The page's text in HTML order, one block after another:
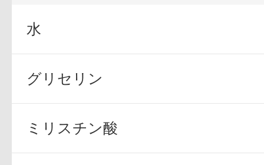
水
グリセリン
ミリスチン酸